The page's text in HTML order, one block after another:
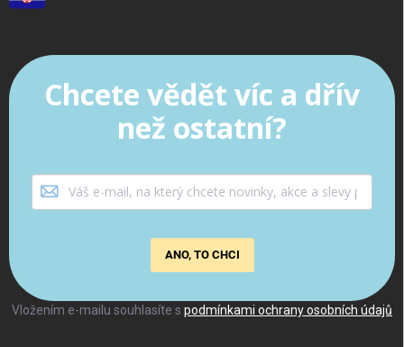
Vložením e-mailu souhlasíte s podmínkami ochrany osobních údajů
Chcete vědět víc a dřív
než ostatní?
ANO, TO CHCI